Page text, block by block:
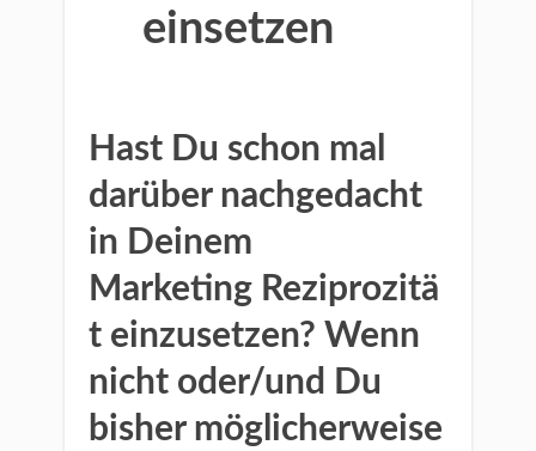
einsetzen
Hast Du schon mal
darüber nachgedacht
in Deinem
Marketing Reziprozitä
t einzusetzen? Wenn
nicht oder/und Du
bisher möglicherweise